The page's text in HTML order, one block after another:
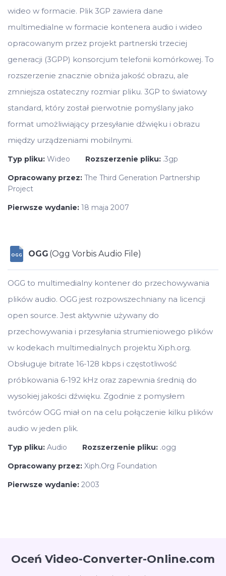
wideo w formacie. Plik 3GP zawiera dane
multimedialne w formacie kontenera audio i wideo
opracowanym przez projekt partnerski trzeciej
generacji (3GPP) konsorcjum telefonii komórkowej. To
rozszerzenie znacznie obniża jakość obrazu, ale
zmniejsza ostateczny rozmiar pliku. 3GP to światowy
standard, który został pierwotnie pomyślany jako
format umożliwiający przesyłanie dźwięku i obrazu
między urządzeniami mobilnymi.
Typ pliku: Wideo Rozszerzenie pliku: .3gp
Opracowany przez: The Third Generation Partnership
Project
Pierwsze wydanie: 18 maja 2007
OGG OGG (Ogg Vorbis Audio File)
OGG to multimedialny kontener do przechowywania
plików audio. OGG jest rozpowszechniany na licencji
open source. Jest aktywnie używany do
przechowywania i przesyłania strumieniowego plików
w kodekach multimedialnych projektu Xiph.org.
Obsługuje bitrate 16-128 kbps i częstotliwość
próbkowania 6-192 kHz oraz zapewnia średnią do
wysokiej jakości dźwięku. Zgodnie z pomysłem
twórców OGG miał on na celu połączenie kilku plików
audio w jeden plik.
Typ pliku: Audio Rozszerzenie pliku: .ogg
Opracowany przez: Xiph.Org Foundation
Pierwsze wydanie: 2003
Oceń Video-Converter-Online.com